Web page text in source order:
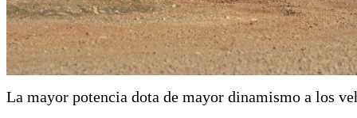
La mayor potencia dota de mayor dinamismo a los